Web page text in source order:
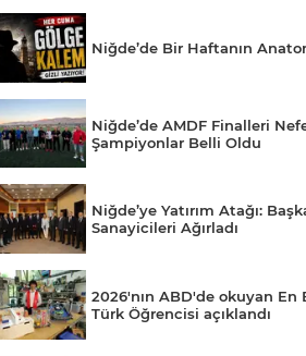
Niğde’de Bir Haftanın
Niğde’de AMDF Finalleri
Şampiyonlar Belli Oldu
Niğde’ye Yatırım Atağı:
Sanayicileri Ağırladı
2026'nın ABD'de okuyan En
Türk Öğrencisi açıklandı